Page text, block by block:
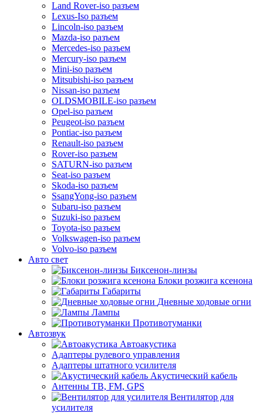
Land Rover-iso разъем
Lexus-Iso разъем
Lincoln-iso разъем
Mazda-iso разъем
Mercedes-iso разъем
Mercury-iso разъем
Mini-iso разъем
Mitsubishi-iso разъем
Nissan-iso разъем
OLDSMOBILE-iso разъем
Opel-iso разъем
Peugeot-iso разъем
Pontiac-iso разъем
Renault-iso разъем
Rover-iso разъем
SATURN-iso разъем
Seat-iso разъем
Skoda-iso разъем
SsangYong-iso разъем
Subaru-iso разъем
Suzuki-iso разъем
Toyota-iso разъем
Volkswagen-iso разъем
Volvo-iso разъем
Авто свет
Биксенон-линзы
Блоки розжига ксенона
Габариты
Дневные ходовые огни
Лампы
Противотуманки
Автозвук
Автоакустика
Адаптеры рулевого управления
Адаптеры штатного усилителя
Акустический кабель
Антенны ТВ, FM, GPS
Вентилятор для
усилителя